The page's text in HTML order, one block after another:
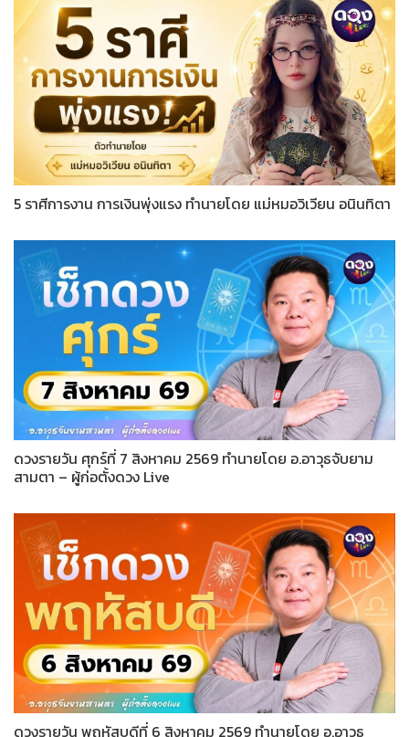
5 ราศีการงาน การเงินพุ่งแรง ทำนายโดย แม่หมอวิเวียน อนินทิตา
ดวงรายวัน ศุกร์ที่ 7 สิงหาคม 2569 ทำนายโดย อ.อาวุธจับยาม
สามตา – ผู้ก่อตั้งดวง Live
ดวงรายวัน พฤหัสบดีที่ 6 สิงหาคม 2569 ทำนายโดย อ.อาวุธ